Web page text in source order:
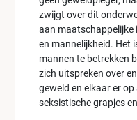
zwijgt over dit
aan maatschappelijke
en mannelijkheid. Het
mannen te betrekken
zich uitspreken over
geweld en elkaar er
seksistische grapjes